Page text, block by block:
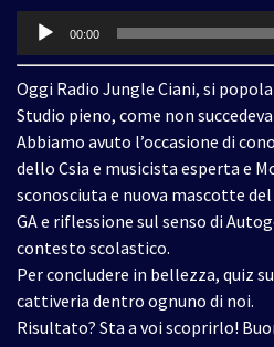
Audio
Player
00:00
Oggi Radio Jungle Ciani, si
Studio pieno, come non
Abbiamo avuto l’occasione di
dello Csia e musicista esperta e
sconosciuta e nuova mascotte
GA e riflessione sul senso di
contesto scolastico.
Per concludere in bellezza, quiz
cattiveria dentro ognuno di noi.
Risultato? Sta a voi scoprirlo!